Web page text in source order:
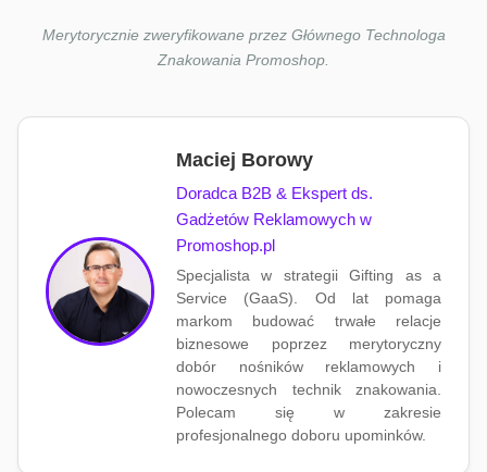
Merytorycznie zweryfikowane przez Głównego Technologa
Znakowania Promoshop.
Maciej Borowy
Doradca B2B & Ekspert ds.
Gadżetów Reklamowych w
Promoshop.pl
Specjalista w strategii Gifting as a
Service (GaaS). Od lat pomaga
markom budować trwałe relacje
biznesowe poprzez merytoryczny
dobór nośników reklamowych i
nowoczesnych technik znakowania.
Polecam się w zakresie
profesjonalnego doboru upominków.